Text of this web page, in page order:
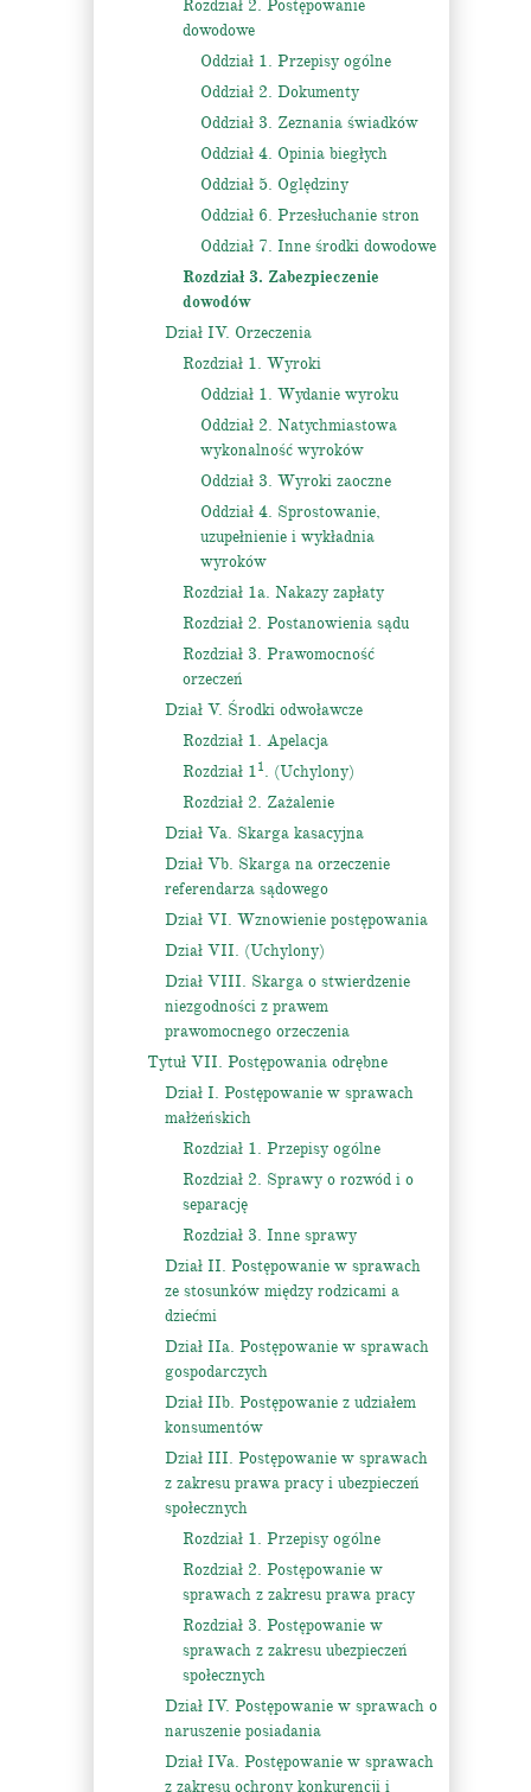
Rozdział 2. Postępowanie
dowodowe
Oddział 1. Przepisy ogólne
Oddział 2. Dokumenty
Oddział 3. Zeznania świadków
Oddział 4. Opinia biegłych
Oddział 5. Oględziny
Oddział 6. Przesłuchanie stron
Oddział 7. Inne środki dowodowe
Rozdział 3. Zabezpieczenie
dowodów
Dział IV. Orzeczenia
Rozdział 1. Wyroki
Oddział 1. Wydanie wyroku
Oddział 2. Natychmiastowa
wykonalność wyroków
Oddział 3. Wyroki zaoczne
Oddział 4. Sprostowanie,
uzupełnienie i wykładnia
wyroków
Rozdział 1a. Nakazy zapłaty
Rozdział 2. Postanowienia sądu
Rozdział 3. Prawomocność
orzeczeń
Dział V. Środki odwoławcze
Rozdział 1. Apelacja
Rozdział 11. (Uchylony)
Rozdział 2. Zażalenie
Dział Va. Skarga kasacyjna
Dział Vb. Skarga na orzeczenie
referendarza sądowego
Dział VI. Wznowienie postępowania
Dział VII. (Uchylony)
Dział VIII. Skarga o stwierdzenie
niezgodności z prawem
prawomocnego orzeczenia
Tytuł VII. Postępowania odrębne
Dział I. Postępowanie w sprawach
małżeńskich
Rozdział 1. Przepisy ogólne
Rozdział 2. Sprawy o rozwód i o
separację
Rozdział 3. Inne sprawy
Dział II. Postępowanie w sprawach
ze stosunków między rodzicami a
dziećmi
Dział IIa. Postępowanie w sprawach
gospodarczych
Dział IIb. Postępowanie z udziałem
konsumentów
Dział III. Postępowanie w sprawach
z zakresu prawa pracy i ubezpieczeń
społecznych
Rozdział 1. Przepisy ogólne
Rozdział 2. Postępowanie w
sprawach z zakresu prawa pracy
Rozdział 3. Postępowanie w
sprawach z zakresu ubezpieczeń
społecznych
Dział IV. Postępowanie w sprawach o
naruszenie posiadania
Dział IVa. Postępowanie w sprawach
z zakresu ochrony konkurencji i